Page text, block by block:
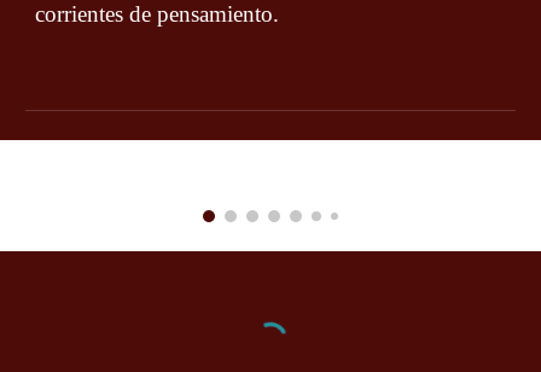
corrientes de pensamiento.